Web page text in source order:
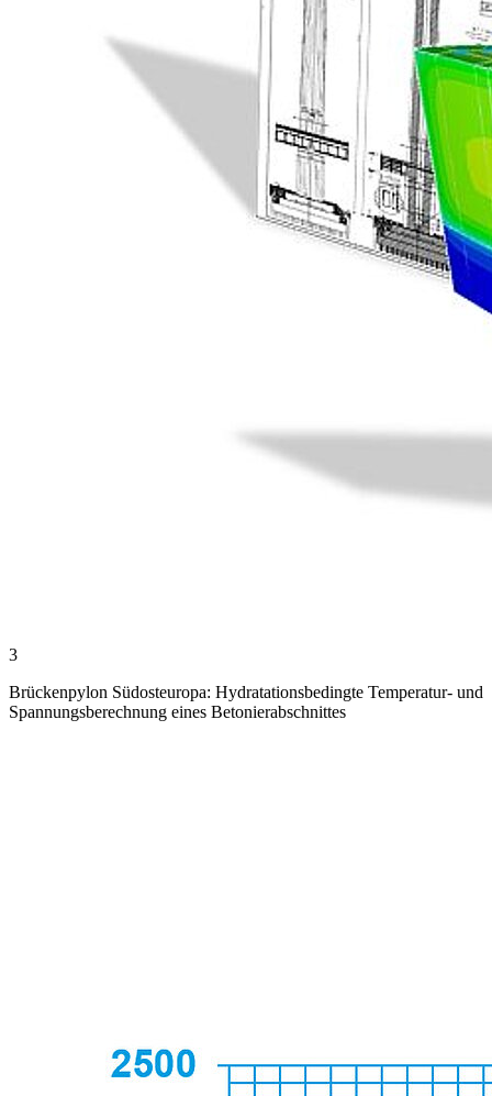
3
Brückenpylon Südosteuropa: Hydratationsbedingte Temperatur- und
Spannungsberechnung eines Betonierabschnittes